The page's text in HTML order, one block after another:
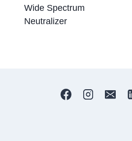
Wide Spectrum
Neutralizer